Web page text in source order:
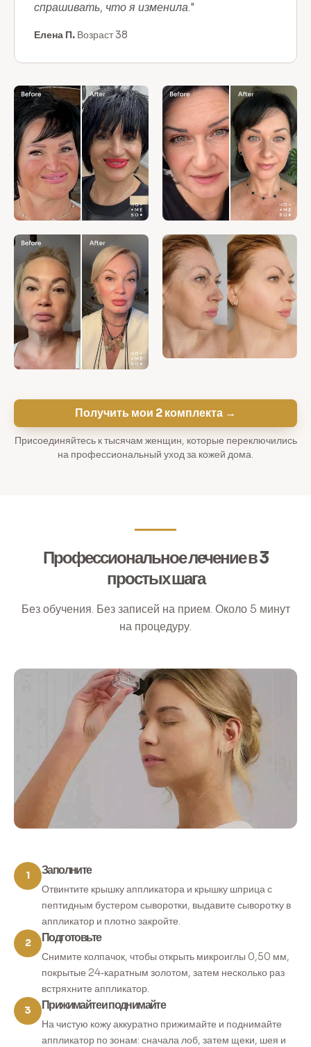
спрашивать, что я изменила."
Елена П. Возраст 38
Получить мои 2 комплекта →
Присоединяйтесь к тысячам женщин, которые переключились
на профессиональный уход за кожей дома.
Профессиональное лечение в 3
простых шага
Без обучения. Без записей на прием. Около 5 минут
на процедуру.
1 Заполните
Отвинтите крышку аппликатора и крышку шприца с
пептидным бустером сыворотки, выдавите сыворотку в
аппликатор и плотно закройте.
2
Подготовьте
Снимите колпачок, чтобы открыть микроиглы 0,50 мм,
покрытые 24‑каратным золотом, затем несколько раз
встряхните аппликатор.
3
Прижимайте и поднимайте
На чистую кожу аккуратно прижимайте и поднимайте
аппликатор по зонам: сначала лоб, затем щеки, шея и